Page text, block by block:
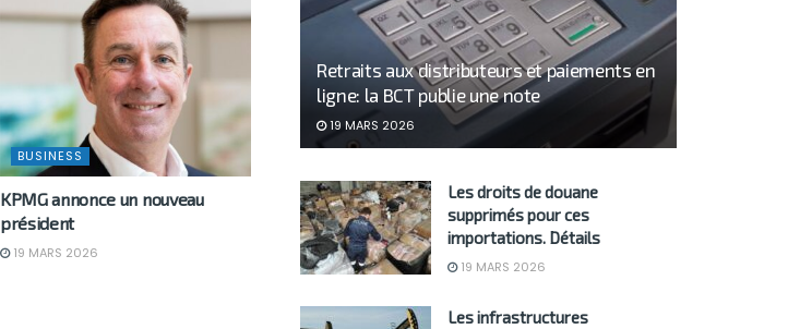
BUSINESS
KPMG annonce un nouveau
président
19 MARS 2026
Retraits aux distributeurs et paiements en
ligne: la BCT publie une note
19 MARS 2026
Les droits de douane
supprimés pour ces
importations. Détails
19 MARS 2026
Les infrastructures